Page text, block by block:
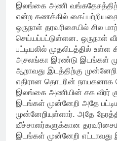
இலங்கை அணி
என்ற கணக்கில்
ஒருநாள் தரவரிசையில் சில
செய்யப்பட்டுள்ளன. ஒருநாள்
பட்டியலில் முதலிடத்தில்
அசலங்கா இரண்டு இடங்கள்
ஆறாவது இடத்திற்கு
எதிரான தொடரின் நாயகனாக
இலங்கை அணியின் சக வீரர்
இடங்கள் முன்னேறி அதே
முன்னேறியுள்ளார். அதே
வீச்சாளர்களுக்கான
இடங்கள் முன்னேறி எட்டாவது